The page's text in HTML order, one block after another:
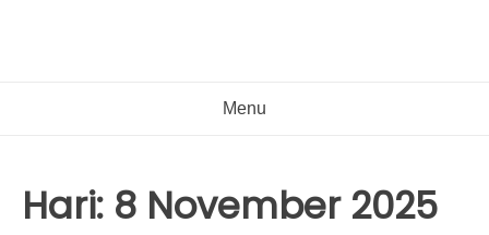
Menu
Hari: 8 November 2025